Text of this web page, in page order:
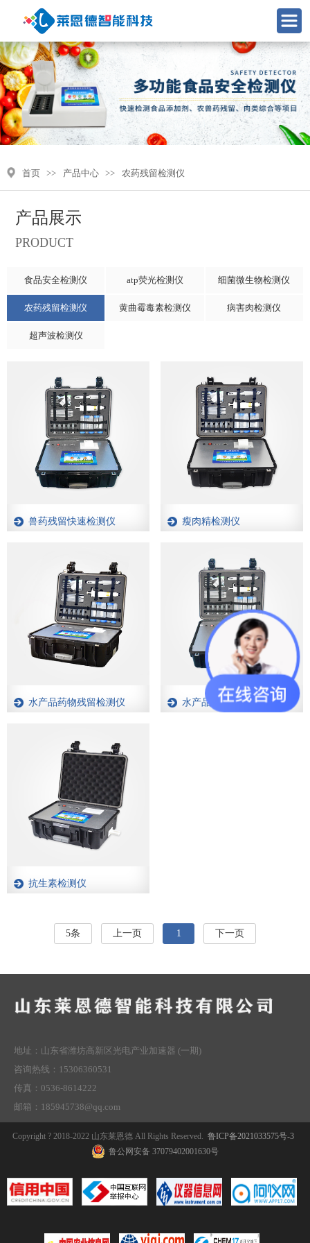
首页 >> 产品中心 >> 农药残留检测仪
产品展示
PRODUCT
食品安全检测仪 atp荧光检测仪 细菌微生物检测仪
农药残留检测仪 黄曲霉毒素检测仪 病害肉检测仪
超声波检测仪
兽药残留快速检测仪 瘦肉精检测仪
水产品药物残留检测仪 水产品氯霉素快速检测仪
抗生素检测仪
5条 上一页 1 下一页
地址：山东省潍坊高新区光电产业加速器 (一期)
咨询热线：15306360531
传真：0536-8614222
邮箱：185945738@qq.com
Copyright ? 2018-2022 山东莱恩德 All Rights Reserved. 鲁ICP备2021033575号-3
鲁公网安备 37079402001630号